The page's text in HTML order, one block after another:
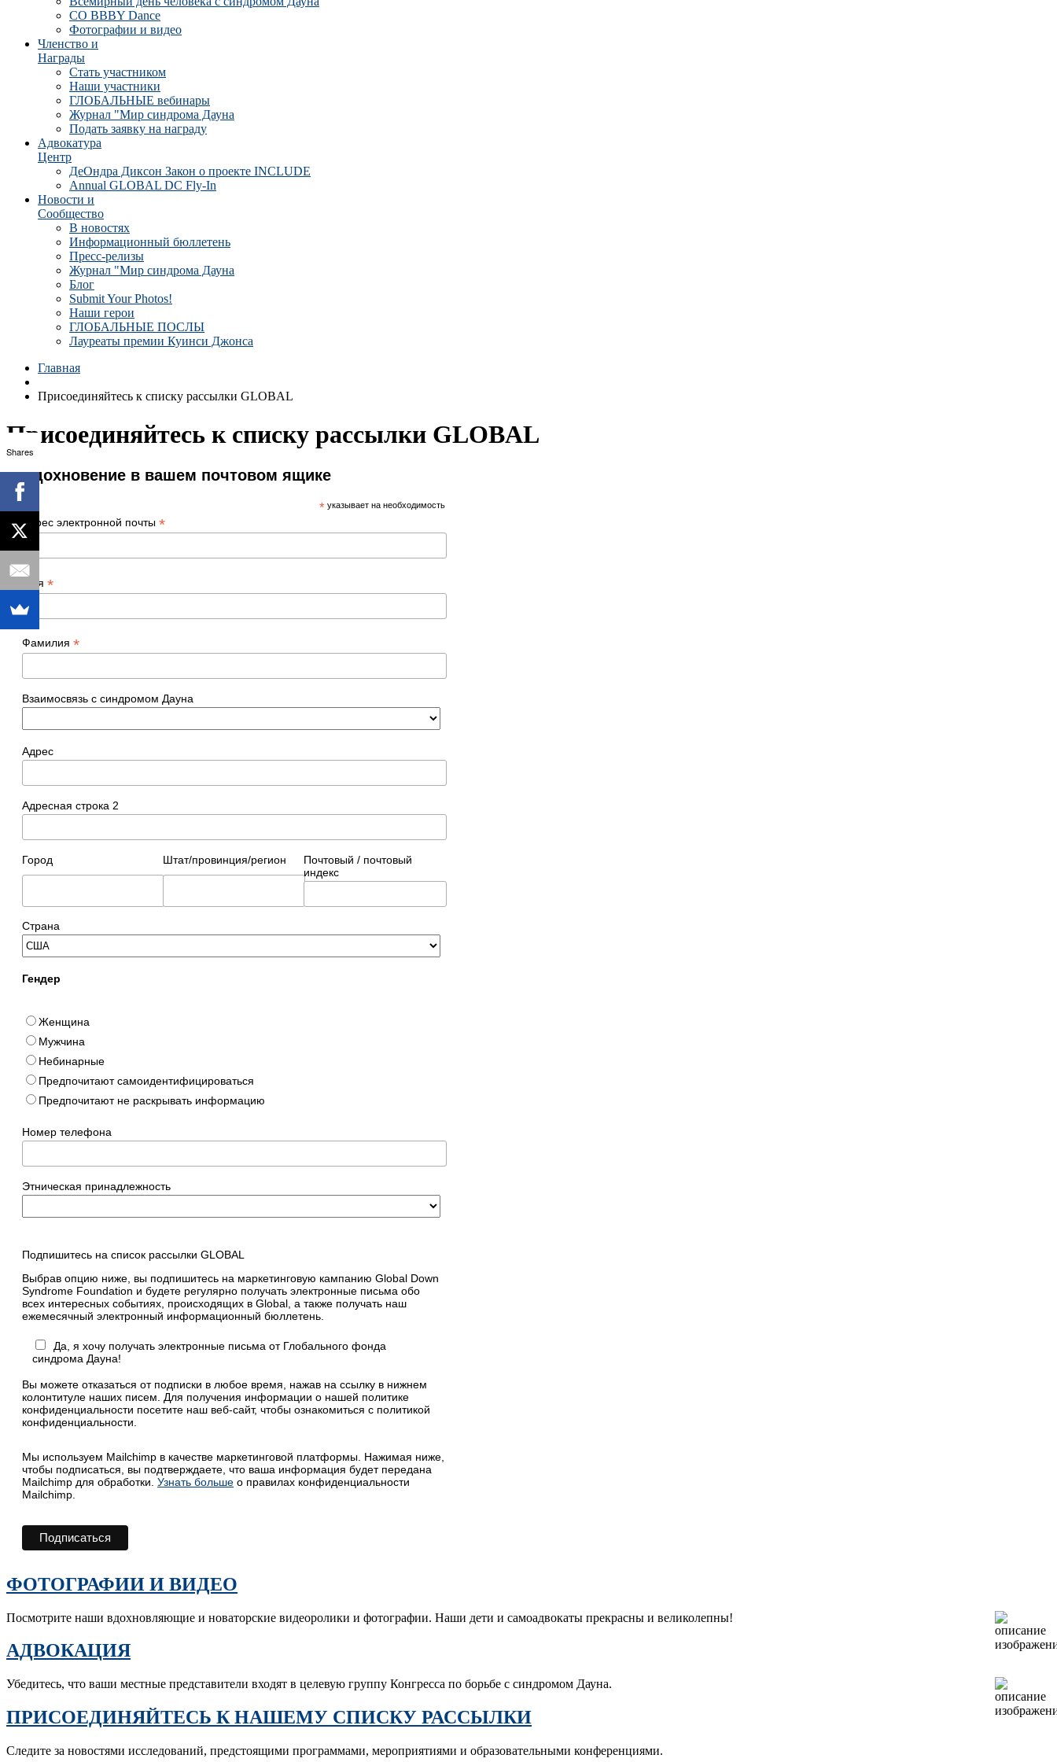
CO BBBY Dance
Фотографии и видео
Членство и
Награды
Стать участником
Наши участники
ГЛОБАЛЬНЫЕ вебинары
Журнал "Мир синдрома Дауна
Подать заявку на награду
Адвокатура
Центр
ДеОндра Диксон Закон о проекте INCLUDE
Annual GLOBAL DC Fly-In
Новости и
Сообщество
В новостях
Информационный бюллетень
Пресс-релизы
Журнал "Мир синдрома Дауна
Блог
Submit Your Photos!
Наши герои
ГЛОБАЛЬНЫЕ ПОСЛЫ
Лауреаты премии Куинси Джонса
Главная
Присоединяйтесь к списку рассылки GLOBAL
Присоединяйтесь к списку рассылки GLOBAL
Вдохновение в вашем почтовом ящике
*указывает на необходимость
Адрес электронной почты *
Имя *
Фамилия *
Взаимосвязь с синдромом Дауна
Адрес
Адресная строка 2
Город Штат/провинция/регион
Почтовый / почтовый
индекс
Страна
Гендер
Женщина
Мужчина
Небинарные
Предпочитают самоидентифицироваться
Предпочитают не раскрывать информацию
Номер телефона
Этническая принадлежность
Подпишитесь на список рассылки GLOBAL
Выбрав опцию ниже, вы подпишитесь на маркетинговую кампанию Global Down
Syndrome Foundation и будете регулярно получать электронные письма обо
всех интересных событиях, происходящих в Global, а также получать наш
ежемесячный электронный информационный бюллетень.
Да, я хочу получать электронные письма от Глобального фонда
синдрома Дауна!
Вы можете отказаться от подписки в любое время, нажав на ссылку в нижнем
колонтитуле наших писем. Для получения информации о нашей политике
конфиденциальности посетите наш веб-сайт, чтобы ознакомиться с политикой
конфиденциальности.
Мы используем Mailchimp в качестве маркетинговой платформы. Нажимая ниже,
чтобы подписаться, вы подтверждаете, что ваша информация будет передана
Mailchimp для обработки. Узнать больше о правилах конфиденциальности
Mailchimp.
ФОТОГРАФИИ И ВИДЕО
Посмотрите наши вдохновляющие и новаторские видеоролики и фотографии. Наши дети и самоадвокаты прекрасны и великолепны!
АДВОКАЦИЯ
Убедитесь, что ваши местные представители входят в целевую группу Конгресса по борьбе с синдромом Дауна.
ПРИСОЕДИНЯЙТЕСЬ К НАШЕМУ СПИСКУ РАССЫЛКИ
Следите за новостями исследований, предстоящими программами, мероприятиями и образовательными конференциями.
Shares